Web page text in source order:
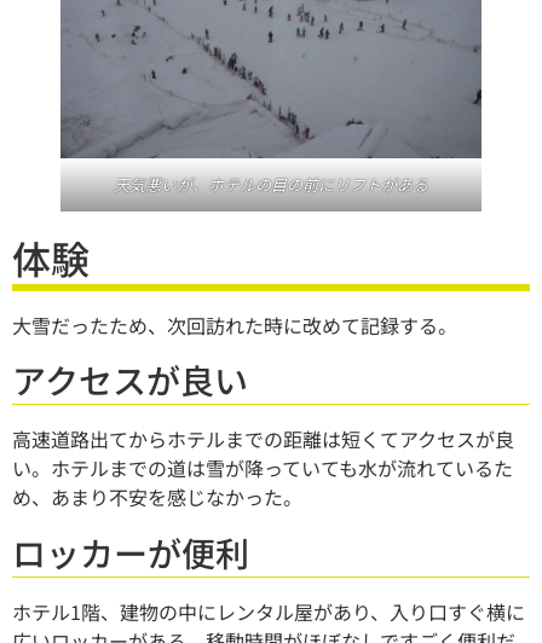
天気悪いが、ホテルの目の前にリフトがある
体験
大雪だったため、次回訪れた時に改めて記録する。
アクセスが良い
高速道路出てからホテルまでの距離は短くてアクセスが良
い。ホテルまでの道は雪が降っていても水が流れているた
め、あまり不安を感じなかった。
ロッカーが便利
ホテル1階、建物の中にレンタル屋があり、入り口すぐ横に